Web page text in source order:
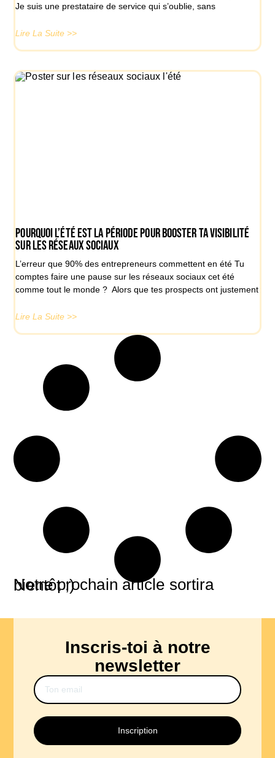
Je suis une prestataire de service qui s’oublie, sans
Lire La Suite >>
Pourquoi l’été est LA période pour booster ta visibilité
sur les réseaux sociaux
L’erreur que 90% des entrepreneurs commettent en été Tu
comptes faire une pause sur les réseaux sociaux cet été
comme tout le monde ? Alors que tes prospects ont justement
Lire La Suite >>
Notre prochain article sortira bientôt ;)
Inscris-toi à notre
newsletter
Inscription